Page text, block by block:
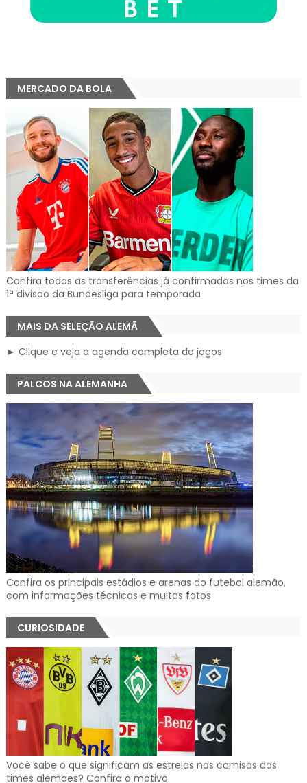
MERCADO DA BOLA
Confira todas as transferências já confirmadas nos times da
1ª divisão da Bundesliga para temporada
MAIS DA SELEÇÃO ALEMÃ
► Clique e veja a agenda completa de jogos
PALCOS NA ALEMANHA
Confira os principais estádios e arenas do futebol alemão,
com informações técnicas e muitas fotos
CURIOSIDADE
Você sabe o que significam as estrelas nas camisas dos
times alemães? Confira o motivo